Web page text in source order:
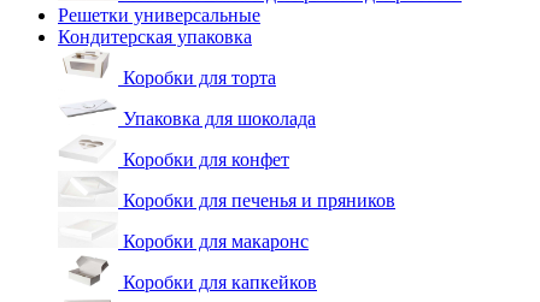
Решетки универсальные
Кондитерская упаковка
Коробки для торта
Упаковка для шоколада
Коробки для конфет
Коробки для печенья и пряников
Коробки для макаронс
Коробки для капкейков